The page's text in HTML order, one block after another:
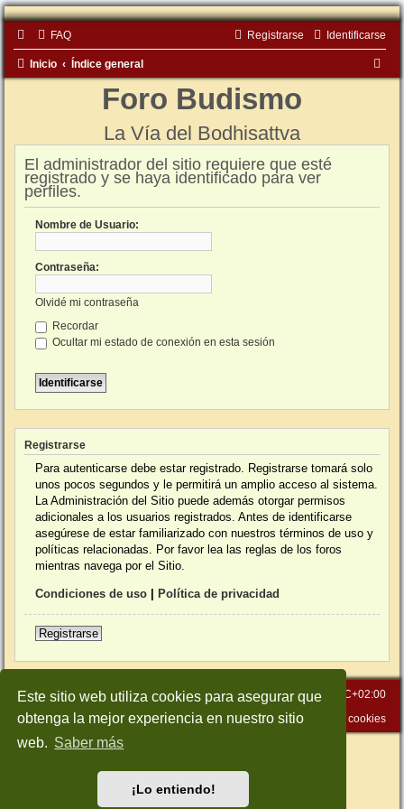
Este sitio web utiliza cookies para asegurar que
obtenga la mejor experiencia en nuestro sitio
web. Saber más
¡Lo entiendo!
FAQ Identificarse
Registrarse
Inicio Índice general
Foro Budismo
La Vía del Bodhisattva
El administrador del sitio requiere que esté
registrado y se haya identificado para ver
perfiles.
Nombre de Usuario:
Contraseña:
Olvidé mi contraseña
Recordar
Ocultar mi estado de conexión en esta sesión
Registrarse
Para autenticarse debe estar registrado. Registrarse tomará solo
unos pocos segundos y le permitirá un amplio acceso al sistema.
La Administración del Sitio puede además otorgar permisos
adicionales a los usuarios registrados. Antes de identificarse
asegúrese de estar familiarizado con nuestros términos de uso y
políticas relacionadas. Por favor lea las reglas de los foros
mientras navega por el Sitio.
Condiciones de uso Política de privacidad
Registrarse
Inicio Índice general Todos los horarios son
UTC+02:00
Borrar cookies
Contáctenos
Desarrollado porphpBB